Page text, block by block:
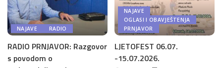
NAJAVE RADIO
RADIO PRNJAVOR: Razgovor
s povodom o
NAJAVE
OGLASI I OBAVJEŠTENJA
PRNJAVOR
LJETOFEST 06.07.
-15.07.2026.